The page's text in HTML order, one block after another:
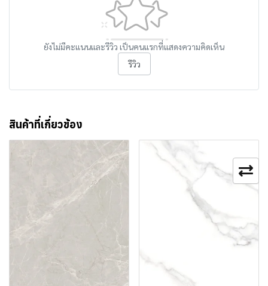
ยังไม่มีคะแนนและรีวิว เป็นคนแรกที่แสดงความคิดเห็น
รีวิว
สินค้าที่เกี่ยวข้อง